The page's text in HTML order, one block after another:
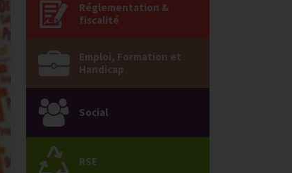
Réglementation &
fiscalité
Emploi, Formation et
Handicap
Social
RSE